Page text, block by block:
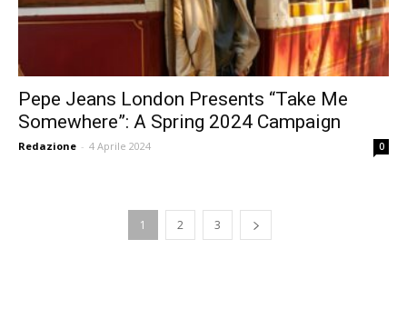
Pepe Jeans London Presents “Take Me
Somewhere”: A Spring 2024 Campaign
Redazione - 4 Aprile 2024 0
1 2 3